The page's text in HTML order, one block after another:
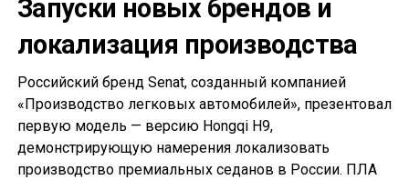
Запуски новых брендов и
локализация производства
Российский бренд Senat, созданный компанией
«Производство легковых автомобилей», презентовал
первую модель — версию Hongqi H9,
демонстрирующую намерения локализовать
производство премиальных седанов в России. ПЛА